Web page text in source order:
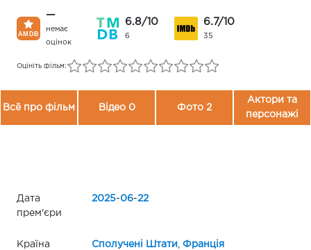
—
немає
оцінок
6.8/10
6
6.7/10
35
Оцініть фільм:
Всё про фільм Відео 0 Фото 2
Актори та
персонажі
Дата
прем'єри
2025-06-22
Країна Сполучені Штати , Франція